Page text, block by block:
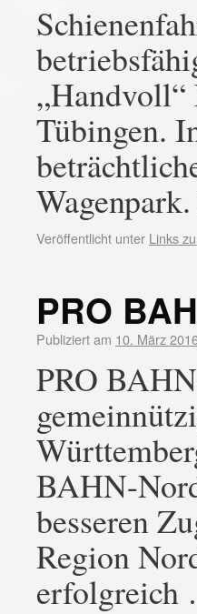
„Handvoll“
Tübingen.
Veröffentlicht unter Links
PRO
Publiziert am 10. März
PRO
BAHN-
besseren
Region